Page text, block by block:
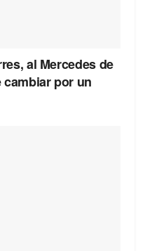
al Mercedes de
por un